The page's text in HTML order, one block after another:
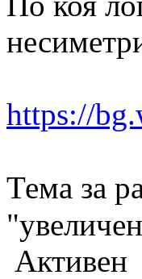
https://
Тема за
Активен